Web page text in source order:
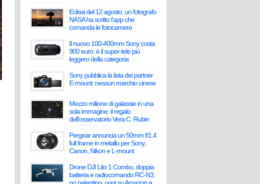
Eclissi del 12 agosto: un fotografo
NASA ha scritto l'app che
comanda le fotocamere
Il nuovo 100-400mm Sony costa
900 euro: è il super-tele più
leggero della categoria
Sony pubblica la lista dei partner
E-mount: nessun marchio cinese
Mezzo milione di galassie in una
sola immagine: il regalo
dell'osservatorio Vera C. Rubin
Pergear annuncia un 50mm f/1.4
full frame in metallo per Sony,
Canon, Nikon e L-mount
Drone DJI Lito 1 Combo, doppia
batteria e radiocomando RC-N3,